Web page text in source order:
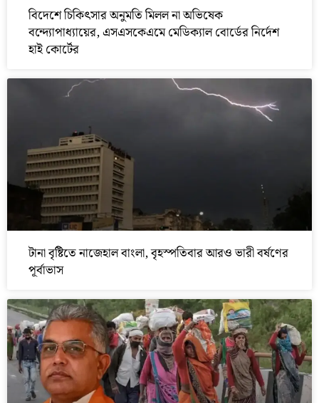
বিদেশে চিকিৎসার অনুমতি মিলল না অভিষেক
বন্দ্যোপাধ্যায়ের, এসএসকেএমে মেডিক্যাল বোর্ডের নির্দেশ
হাই কোর্টের
টানা বৃষ্টিতে নাজেহাল বাংলা, বৃহস্পতিবার আরও ভারী বর্ষণের
পূর্বাভাস